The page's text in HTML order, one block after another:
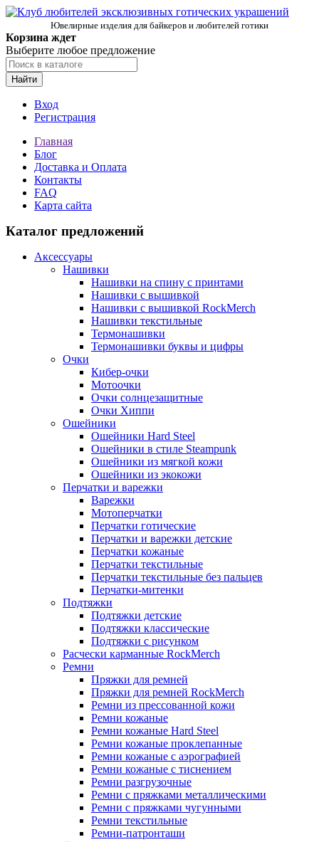
Ювелирные изделия для байкеров и любителей готики
Корзина ждет
Выберите любое предложение
Найти
Вход
Регистрация
Главная
Блог
Доставка и Оплата
Контакты
FAQ
Карта сайта
Каталог предложений
Аксессуары
Нашивки
Нашивки на спину с принтами
Нашивки с вышивкой
Нашивки с вышивкой RockMerch
Нашивки текстильные
Термонашивки
Термонашивки буквы и цифры
Очки
Кибер-очки
Мотоочки
Очки солнцезащитные
Очки Хиппи
Ошейники
Ошейники Hard Steel
Ошейники в стиле Steampunk
Ошейники из мягкой кожи
Ошейники из экокожи
Перчатки и варежки
Варежки
Мотоперчатки
Перчатки готические
Перчатки и варежки детские
Перчатки кожаные
Перчатки текстильные
Перчатки текстильные без пальцев
Перчатки-митенки
Подтяжки
Подтяжки детские
Подтяжки классические
Подтяжки с рисунком
Расчески карманные RockMerch
Ремни
Пряжки для ремней
Пряжки для ремней RockMerch
Ремни из прессованной кожи
Ремни кожаные
Ремни кожаные Hard Steel
Ремни кожаные проклепанные
Ремни кожаные с аэрографией
Ремни кожаные с тиснением
Ремни разгрузочные
Ремни с пряжками металлическими
Ремни с пряжками чугунными
Ремни текстильные
Ремни-патронташи